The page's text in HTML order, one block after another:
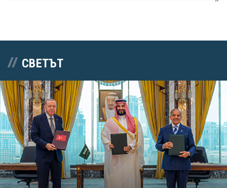
СВЕТЪТ